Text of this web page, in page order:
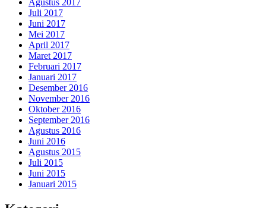
Agustus 2017
Juli 2017
Juni 2017
Mei 2017
April 2017
Maret 2017
Februari 2017
Januari 2017
Desember 2016
November 2016
Oktober 2016
September 2016
Agustus 2016
Juni 2016
Agustus 2015
Juli 2015
Juni 2015
Januari 2015